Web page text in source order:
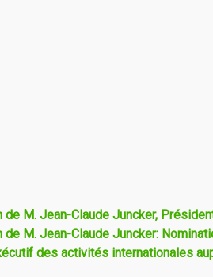
de M. Jean-Claude Juncker,
de M. Jean-Claude Juncker:
des activités internationales